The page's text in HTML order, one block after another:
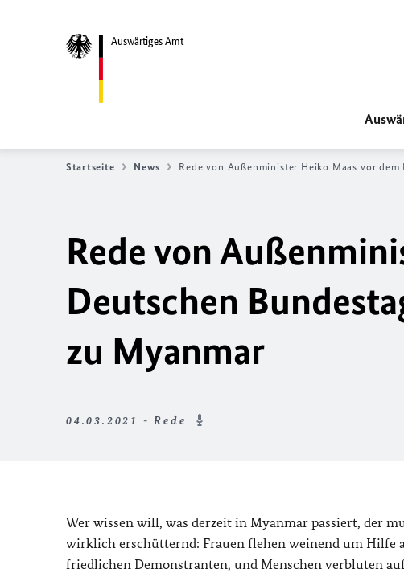
Auswärtiges Amt
Startseite News Rede von Außenminister Heiko Maas vor
Rede von
Deutschen
zu Myanmar
04.03.2021 - Rede
Wer wissen will, was derzeit in Myanmar passiert, der
wirklich erschütternd: Frauen flehen weinend um Hilfe
friedlichen Demonstranten, und Menschen verbluten